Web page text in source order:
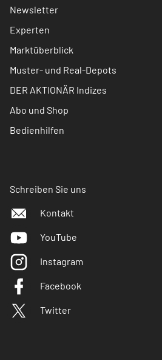
Newsletter
Experten
Marktüberblick
Muster- und Real-Depots
DER AKTIONÄR Indizes
Abo und Shop
Bedienhilfen
Schreiben Sie uns
Kontakt
YouTube
Instagram
Facebook
Twitter